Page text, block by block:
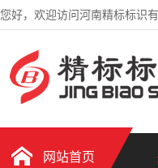
您好，欢迎访问河南精标标识有
网站首页